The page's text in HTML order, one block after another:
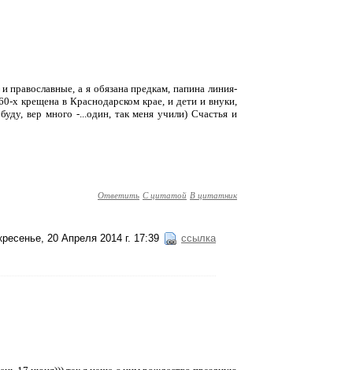
православные, а я обязана предкам, папина линия-
х крещена в Краснодарском крае, и дети и внуки,
вер много -...один, так меня учили) Счастья и
Ответить С цитатой В цитатник
20 Апреля 2014 г. 17:39 ссылка